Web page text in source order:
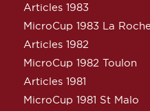
Articles 1983
MicroCup 1983 La
Articles 1982
MicroCup 1982 Toulon
Articles 1981
MicroCup 1981 St Malo